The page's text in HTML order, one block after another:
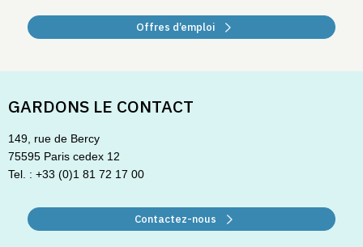
Offres d’emploi
GARDONS LE CONTACT
149, rue de Bercy
75595 Paris cedex 12
Tel. : +33 (0)1 81 72 17 00
Contactez-nous